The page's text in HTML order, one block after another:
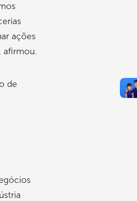
ações
afirmou.
de